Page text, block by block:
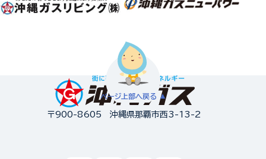
ページ上部へ戻る
〒900-8605 沖縄県那覇市西3-13-2